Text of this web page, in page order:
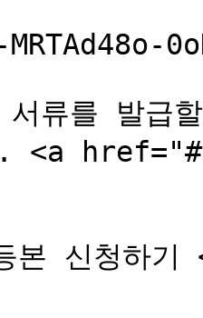
류를 발급
. <a
등본 신청